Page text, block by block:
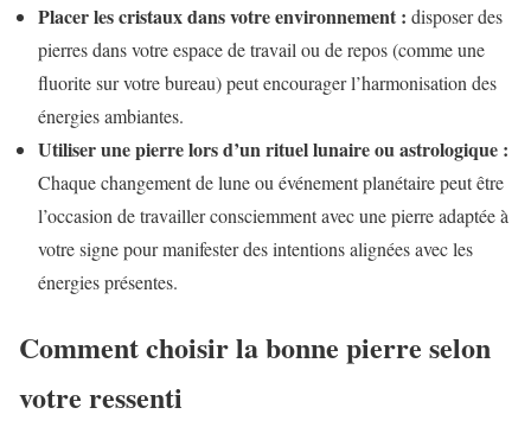
Placer les cristaux dans votre environnement : disposer des
pierres dans votre espace de travail ou de repos (comme une
fluorite sur votre bureau) peut encourager l’harmonisation des
énergies ambiantes.
Utiliser une pierre lors d’un rituel lunaire ou astrologique :
Chaque changement de lune ou événement planétaire peut être
l’occasion de travailler consciemment avec une pierre adaptée à
votre signe pour manifester des intentions alignées avec les
énergies présentes.
Comment choisir la bonne pierre selon
votre ressenti